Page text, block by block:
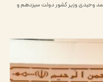
وزیر کشور دولت سیزدهم و